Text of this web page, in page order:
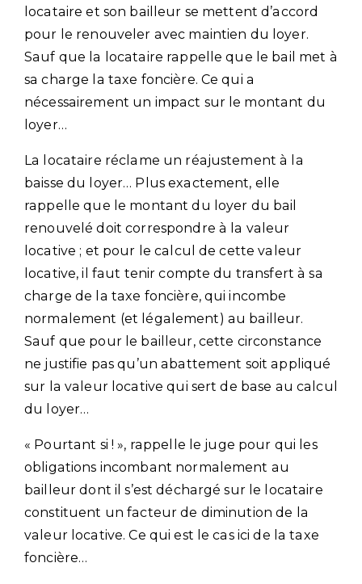
locataire et son bailleur se mettent d’accord
pour le renouveler avec maintien du loyer.
Sauf que la locataire rappelle que le bail met à
sa charge la taxe foncière. Ce qui a
nécessairement un impact sur le montant du
loyer…
La locataire réclame un réajustement à la
baisse du loyer… Plus exactement, elle
rappelle que le montant du loyer du bail
renouvelé doit correspondre à la valeur
locative ; et pour le calcul de cette valeur
locative, il faut tenir compte du transfert à sa
charge de la taxe foncière, qui incombe
normalement (et légalement) au bailleur.
Sauf que pour le bailleur, cette circonstance
ne justifie pas qu’un abattement soit appliqué
sur la valeur locative qui sert de base au calcul
du loyer…
« Pourtant si ! », rappelle le juge pour qui les
obligations incombant normalement au
bailleur dont il s’est déchargé sur le locataire
constituent un facteur de diminution de la
valeur locative. Ce qui est le cas ici de la taxe
foncière…